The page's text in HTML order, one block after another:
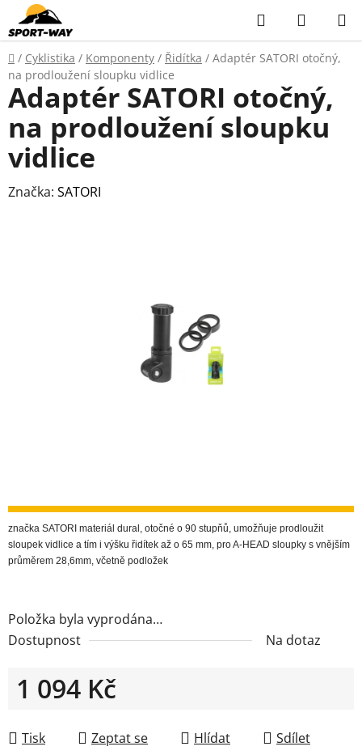
Přejít
na
obsah
Hledat
KOŠÍK
Domů
/ Cyklistika / Komponenty / Řidítka / Adaptér SATORI otočný,
na prodloužení sloupku vidlice
značka SATORI materiál dural, otočné o 90 stupňů, umožňuje prodloužit
sloupek vidlice a tím i výšku řidítek až o 65 mm, pro A-HEAD sloupky s vnějším
průměrem 28,6mm, včetně podložek
Položka byla vyprodána…
Dostupnost
Na dotaz
1 094 Kč
Tisk
Zeptat se Hlídat Sdílet
Adaptér SATORI otočný,
na prodloužení sloupku
vidlice
Značka: SATORI